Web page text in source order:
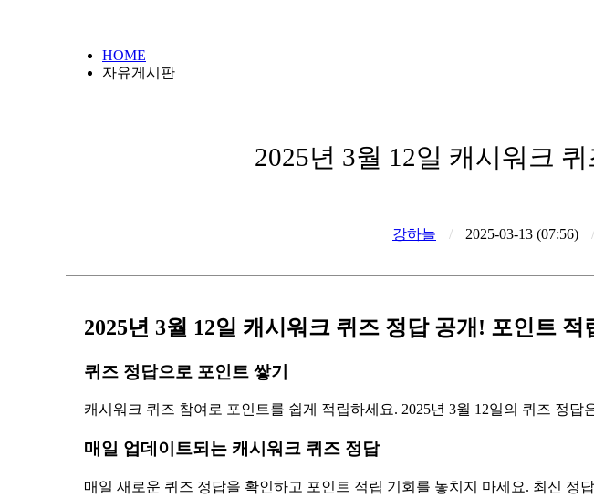
HOME
자유게시판
2025년 3월 12일 캐시워크
강하늘 / 2025-03-13 (07:56) /
2025년 3월 12일 캐시워크 퀴즈 정답 공개! 포인트 적
퀴즈 정답으로 포인트 쌓기
캐시워크 퀴즈 참여로 포인트를 쉽게 적립하세요. 2025년 3월 12일의 퀴즈 정답
매일 업데이트되는 캐시워크 퀴즈 정답
매일 새로운 퀴즈 정답을 확인하고 포인트 적립 기회를 놓치지 마세요. 최신 정